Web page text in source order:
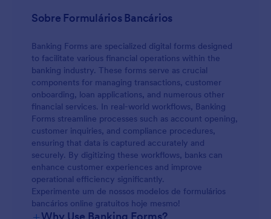
Sobre Formulários Bancários
Banking Forms are specialized digital forms designed
to facilitate various financial operations within the
banking industry. These forms serve as crucial
components for managing transactions, customer
onboarding, loan applications, and numerous other
financial services. In real-world workflows, Banking
Forms streamline processes such as account opening,
customer inquiries, and compliance procedures,
ensuring that data is captured accurately and
securely. By digitizing these workflows, banks can
enhance customer experiences and improve
operational efficiency significantly.
Experimente um de nossos modelos de formulários
bancários online gratuitos hoje mesmo!